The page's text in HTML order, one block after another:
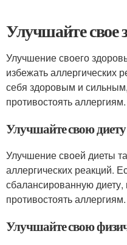
Улучшайте свое
Улучшение своего
избежать аллергических
себя здоровым и
противостоять аллергиям.
Улучшайте свою диету
Улучшение своей диеты
аллергических реакций.
сбалансированную
противостоять аллергиям.
Улучшайте свою